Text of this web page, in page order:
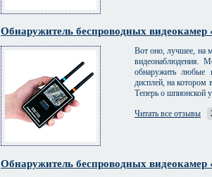
Обнаружитель беспроводных видеокамер
Вот оно, лучшее, на
видеонаблюдения.
обнаружить любые
дисплей, на котором
Теперь о шпионской
Читать все отзывы
Обнаружитель беспроводных видеокамер